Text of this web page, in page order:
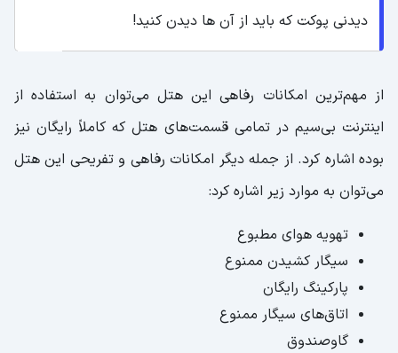
دیدنی پوکت که باید از آن ها دیدن کنید!
از مهم‌ترین امکانات رفاهی این هتل می‌توان به استفاده از
اینترنت بی‌سیم در تمامی قسمت‌های هتل که کاملاً رایگان نیز
بوده اشاره کرد. از جمله دیگر امکانات رفاهی و تفریحی این هتل
می‌توان به موارد زیر اشاره کرد:
تهویه هوای مطبوع
سیگار کشیدن ممنوع
پارکینگ رایگان
اتاق‌های سیگار ممنوع
گاوصندوق